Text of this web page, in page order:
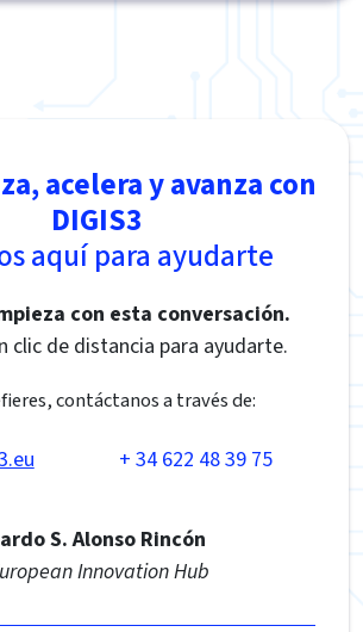
acelera y avanza con
DIGIS3
aquí para ayudarte
con esta conversación.
clic de distancia para ayudarte.
contáctanos a través de:
+ 34 622 48 39 75
S. Alonso Rincón
Innovation Hub